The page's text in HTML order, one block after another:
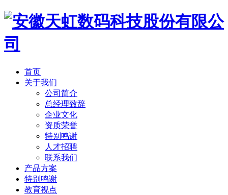
首页
关于我们
公司简介
总经理致辞
企业文化
资质荣誉
特别鸣谢
人才招聘
联系我们
产品方案
特别鸣谢
教育视点